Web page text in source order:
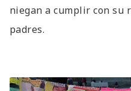
niegan a cumplir con su
padres.